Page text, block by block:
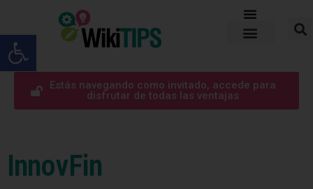
Abrir barra de herramientas
Estás navegando como invitado, accede para
disfrutar de todas las ventajas
InnovFin